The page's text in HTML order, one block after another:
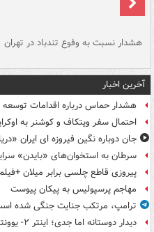
هشدار نسبت به وفوع تندباد در تهران
آخرین اخبار
هشدار حماس درباره اقدامات توسعه
احتمال سفر ویتکاف و کوشنر به
جان دوباره نگین فیروزه ای ایران
سرطان به استخوان‌های «بایدن»
پیروزی قاطع چلسی برابر میلان
مهاجم پرسپولیس به پیکان پیوست
ترامپ، مرتکب جنایت جنگی شده
دیدار دوستانه اما جدی؛ اینتر ۲- یوونتوس ۱ +فیلم